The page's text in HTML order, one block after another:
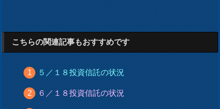
こちらの関連記事もおすすめです
５／１８投資信託の状況
６／１８投資信託の状況